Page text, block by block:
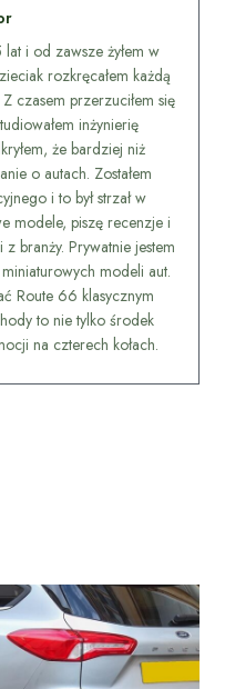
i od zawsze żyłem w
rozkręcałem każdą
czasem przerzuciłem się
inżynierię
że bardziej niż
o autach. Zostałem
i to był strzał w
modele, piszę recenzje i
branży. Prywatnie jestem
modeli aut.
Route 66 klasycznym
to nie tylko środek
na czterech kołach.